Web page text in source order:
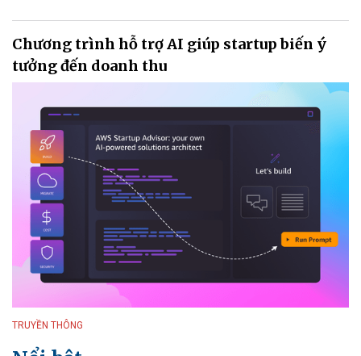
Chương trình hỗ trợ AI giúp startup biến ý
tưởng đến doanh thu
TRUYỀN THÔNG